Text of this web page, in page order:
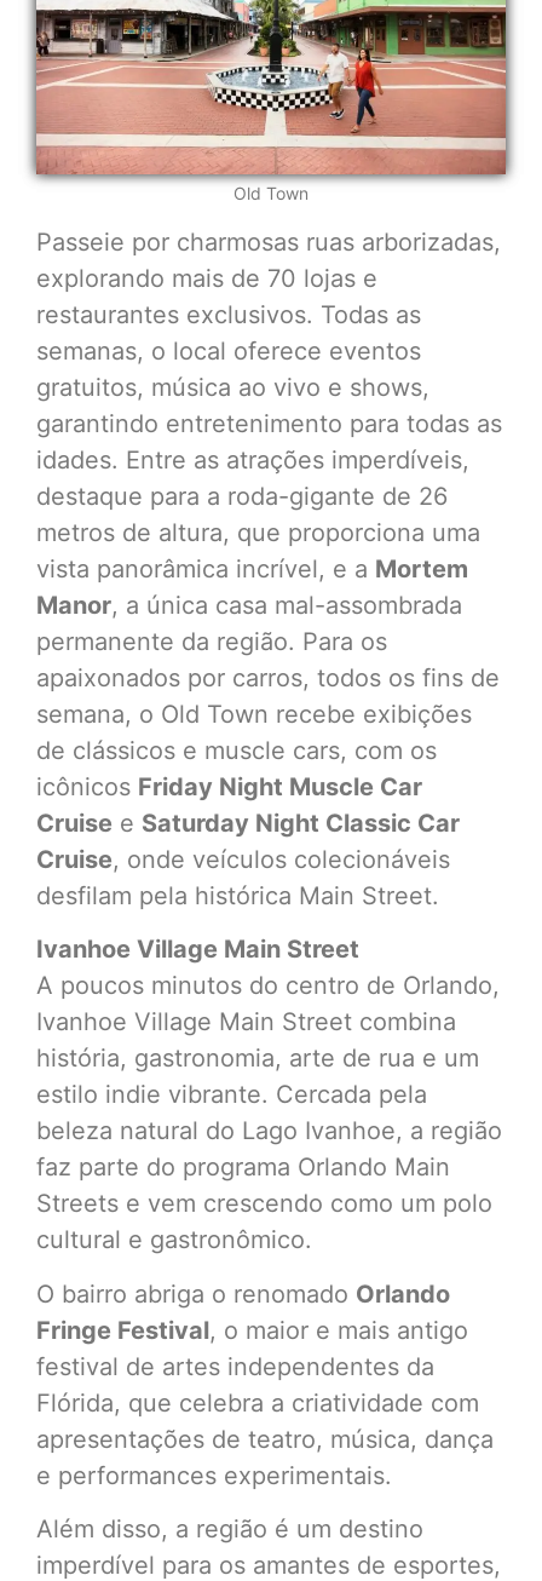
Old Town
Passeie por charmosas ruas arborizadas,
explorando mais de 70 lojas e
restaurantes exclusivos. Todas as
semanas, o local oferece eventos
gratuitos, música ao vivo e shows,
garantindo entretenimento para todas as
idades. Entre as atrações imperdíveis,
destaque para a roda-gigante de 26
metros de altura, que proporciona uma
vista panorâmica incrível, e a Mortem
Manor, a única casa mal-assombrada
permanente da região. Para os
apaixonados por carros, todos os fins de
semana, o Old Town recebe exibições
de clássicos e muscle cars, com os
icônicos Friday Night Muscle Car
Cruise e Saturday Night Classic Car
Cruise, onde veículos colecionáveis
desfilam pela histórica Main Street.
Ivanhoe Village Main Street
A poucos minutos do centro de Orlando,
Ivanhoe Village Main Street combina
história, gastronomia, arte de rua e um
estilo indie vibrante. Cercada pela
beleza natural do Lago Ivanhoe, a região
faz parte do programa Orlando Main
Streets e vem crescendo como um polo
cultural e gastronômico.
O bairro abriga o renomado Orlando
Fringe Festival, o maior e mais antigo
festival de artes independentes da
Flórida, que celebra a criatividade com
apresentações de teatro, música, dança
e performances experimentais.
Além disso, a região é um destino
imperdível para os amantes de esportes,